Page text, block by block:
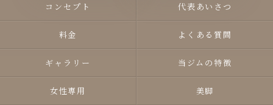
コンセプト 代表あいさつ
料金 よくある質問
ギャラリー 当ジムの特徴
女性専用 美脚